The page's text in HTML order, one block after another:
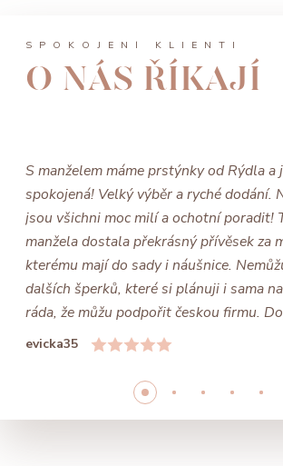
SPOKOJENÍ KLIENTI
O NÁS ŘÍKAJÍ
S manželem máme prstýnky od Rýdla a
spokojená! Velký výběr a ryché dodání.
jsou všichni moc milí a ochotní poradit!
manžela dostala překrásný přívěsek za
kterému mají do sady i náušnice.
dalších šperků, které si plánuji i sama
ráda, že můžu podpořit českou firmu.
evicka35